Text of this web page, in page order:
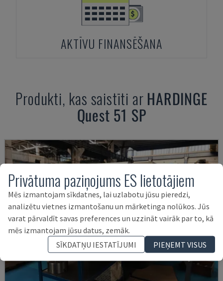
AKTĪVU FINANSĒŠANA
Produkti, kas saistīti ar HARDINGE
Quest 51 SP
Privātuma paziņojums ES lietotājiem
Mēs izmantojam sīkdatnes, lai uzlabotu jūsu pieredzi,
analizētu vietnes izmantošanu un mārketinga nolūkos. Jūs
varat pārvaldīt savas preferences un uzzināt vairāk par to, kā
mēs izmantojam jūsu datus, zemāk.
SĪKDATŅU IESTATĪJUMI
PIEŅEMT VISUS